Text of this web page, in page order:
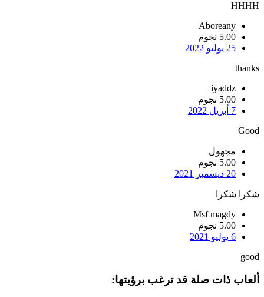
HHHH
Aboreany
5.00 نجوم
25 يوليو 2022
thanks
iyaddz
5.00 نجوم
7 أبريل 2022
Good
مجهول
5.00 نجوم
20 ديسمبر 2021
شكرا شكرا
Msf magdy
5.00 نجوم
6 يوليو 2021
good
ألعاب ذات صلة قد ترغب برؤيتها: